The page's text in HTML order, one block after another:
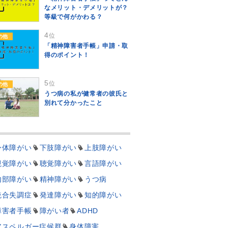
なメリット・デメリットが？
等級で何がかわる？
他 4位
「精神障害者手帳」申請・取
得のポイント！
他 5位
うつ病の私が健常者の彼氏と
別れて分かったこと
体障がい 下肢障がい
上肢障がい
覚障がい
聴覚障がい
言語障がい
部障がい
精神障がい
うつ病
合失調症
発達障がい
知的障がい
害者手帳
障がい者
ADHD
スペルガー症候群
身体障害